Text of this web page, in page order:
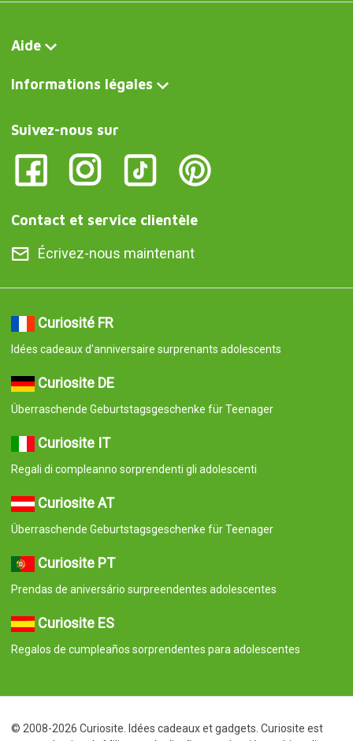
Aide
Informations légales
Suivez-nous sur
Contact et service clientèle
Écrivez-nous maintenant
Curiosité FR
Idées cadeaux d'anniversaire surprenants adolescents
Curiosite DE
Überraschende Geburtstagsgeschenke für Teenager
Curiosite IT
Regali di compleanno sorprendenti gli adolescenti
Curiosite AT
Überraschende Geburtstagsgeschenke für Teenager
Curiosite PT
Prendas de aniversário surpreendentes adolescentes
Curiosite ES
Regalos de cumpleaños sorprendentes para adolescentes
© 2008-2026 Curiosite. Idées cadeaux et gadgets. Curiosite est